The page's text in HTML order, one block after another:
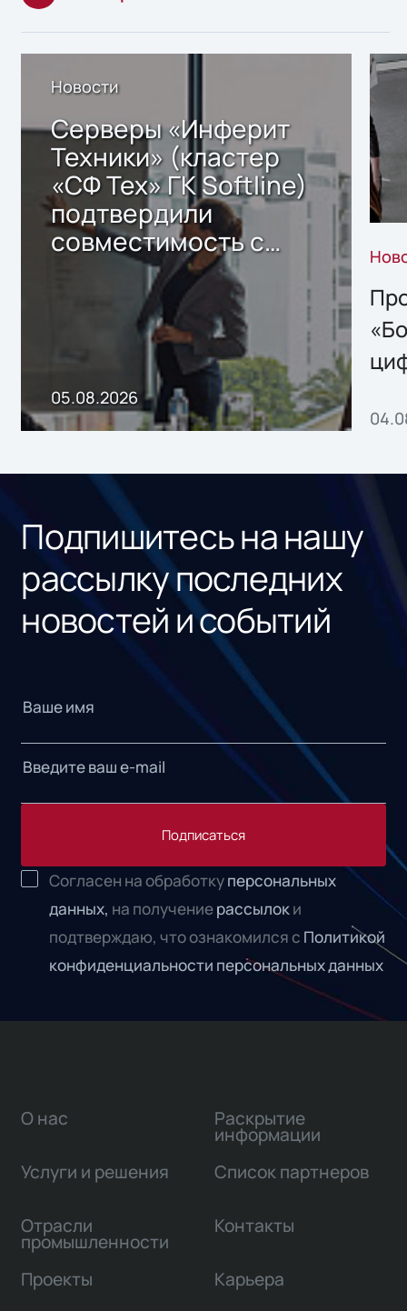
Новости
Серверы «Инферит
Техники» (кластер
«СФ Тех» ГК Softline)
подтвердили
совместимость с
решением Sharx
Storage 2.x для
хранения данных
05.08.2026
Подпишитесь на нашу
рассылку последних
новостей и событий
Подписаться
Согласен на обработкуперсональных
данных, на получениерассылок и
подтверждаю, что ознакомился с Политикой
конфиденциальности персональных данных
О нас
Услуги и решения
Отрасли
промышленности
Проекты
Раскрытие
информации
Список партнеров
Контакты
Карьера